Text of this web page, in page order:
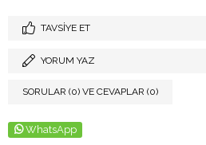
TAVSIYE ET
YORUM YAZ
SORULAR (0) VE CEVAPLAR (0)
WhatsApp